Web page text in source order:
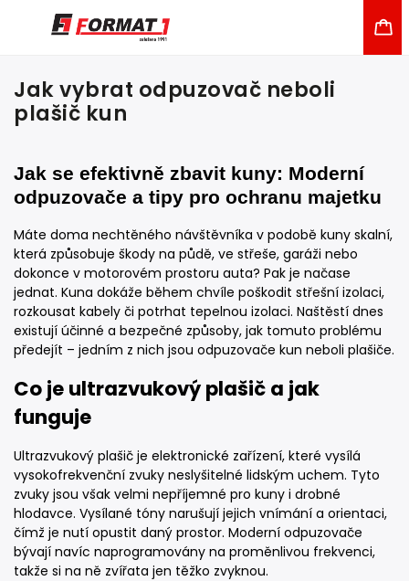
Jak vybrat odpuzovač neboli
plašič kun
Jak se efektivně zbavit kuny: Moderní
odpuzovače a tipy pro ochranu majetku
Máte doma nechtěného návštěvníka v podobě kuny skalní,
která způsobuje škody na půdě, ve střeše, garáži nebo
dokonce v motorovém prostoru auta? Pak je načase
jednat. Kuna dokáže během chvíle poškodit střešní izolaci,
rozkousat kabely či potrhat tepelnou izolaci. Naštěstí dnes
existují účinné a bezpečné způsoby, jak tomuto problému
předejít – jedním z nich jsou odpuzovače kun neboli plašiče.
Co je ultrazvukový plašič a jak
funguje
Ultrazvukový plašič je elektronické zařízení, které vysílá
vysokofrekvenční zvuky neslyšitelné lidským uchem. Tyto
zvuky jsou však velmi nepříjemné pro kuny i drobné
hlodavce. Vysílané tóny narušují jejich vnímání a orientaci,
čímž je nutí opustit daný prostor. Moderní odpuzovače
bývají navíc naprogramovány na proměnlivou frekvenci,
takže si na ně zvířata jen těžko zvyknou.